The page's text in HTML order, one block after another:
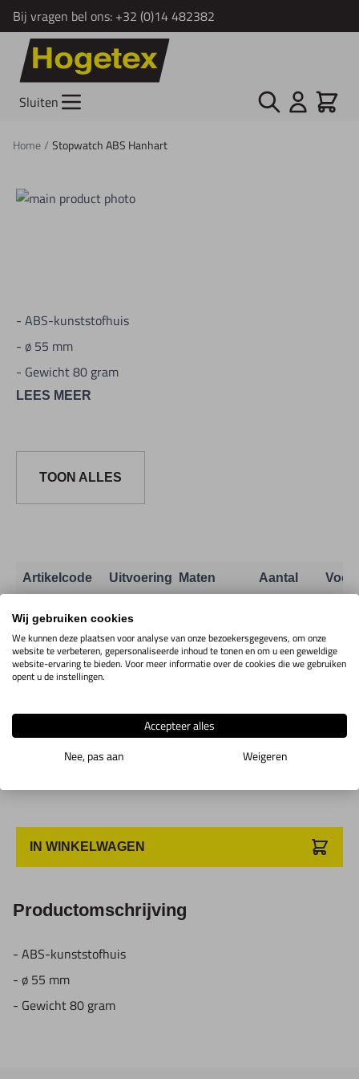
Bij vragen bel ons: +32 (0)14 482382
Ga naar de inhoud
Sluiten Zoek Cart
Home/ Stopwatch ABS Hanhart
- ABS-kunststofhuis
- ø 55 mm
- Gewicht 80 gram
LEES MEER
TOON ALLES
Artikelcode Uitvoering Maten Aantal
2M10.1.03
Stopwatch
1/10sec
30sec
15min
Toon info
2M10.1.04
1/5sec
30min
Toon info
IN WINKELWAGEN
Productomschrijving
- ABS-kunststofhuis
- ø 55 mm
- Gewicht 80 gram
Wij gebruiken cookies
We kunnen deze plaatsen voor analyse van onze bezoekersgegevens, om onze
website te verbeteren, gepersonaliseerde inhoud te tonen en om u een geweldige
website-ervaring te bieden. Voor meer informatie over de cookies die we gebruiken
opent u de instellingen.
Accepteer alles
Nee, pas aan
Weigeren